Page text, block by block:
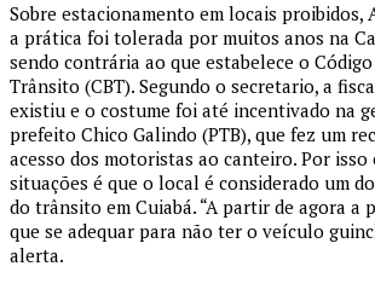
Sobre estacionamento em locais proibidos,
a prática foi tolerada por muitos anos na
sendo contrária ao que estabelece o
Trânsito (CBT). Segundo o secretario, a
existiu e o costume foi até incentivado na
prefeito Chico Galindo (PTB), que fez um
acesso dos motoristas ao canteiro. Por
situações é que o local é considerado um
do trânsito em Cuiabá. “A partir de agora a
que se adequar para não ter o veículo
alerta.